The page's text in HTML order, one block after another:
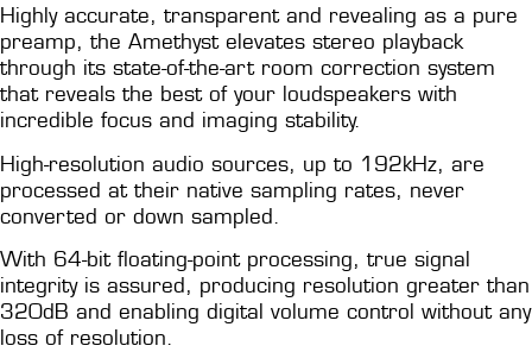
Highly accurate, transparent and revealing as a pure
preamp, the Amethyst elevates stereo playback
through its state-of-the-art room correction system
that reveals the best of your loudspeakers with
incredible focus and imaging stability.
High-resolution audio sources, up to 192kHz, are
processed at their native sampling rates, never
converted or down sampled.
With 64-bit floating-point processing, true signal
integrity is assured, producing resolution greater than
320dB and enabling digital volume control without any
loss of resolution.